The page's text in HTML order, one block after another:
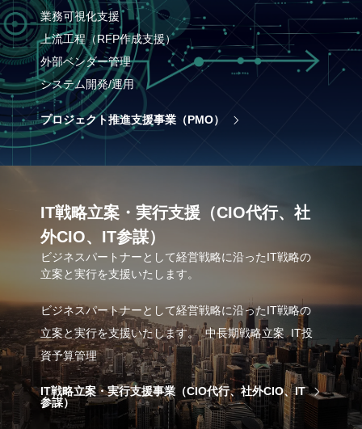
出される
・結果だけの成功だけでなく過程が楽しくなるように努力と工夫
をする
業務可視化支援
上流工程（RFP作成支援）
外部ベンダー管理
システム開発/運用
プロジェクト推進支援事業（PMO）
IT戦略立案・実行支援（CIO代行、社
外CIO、IT参謀）
ビジネスパートナーとして経営戦略に沿ったIT戦略の
立案と実行を支援いたします。
ビジネスパートナーとして経営戦略に沿ったIT戦略の
立案と実行を支援いたします。 中長期戦略立案 IT投
資予算管理
IT戦略立案・実行支援事業（CIO代行、社外CIO、IT
参謀）